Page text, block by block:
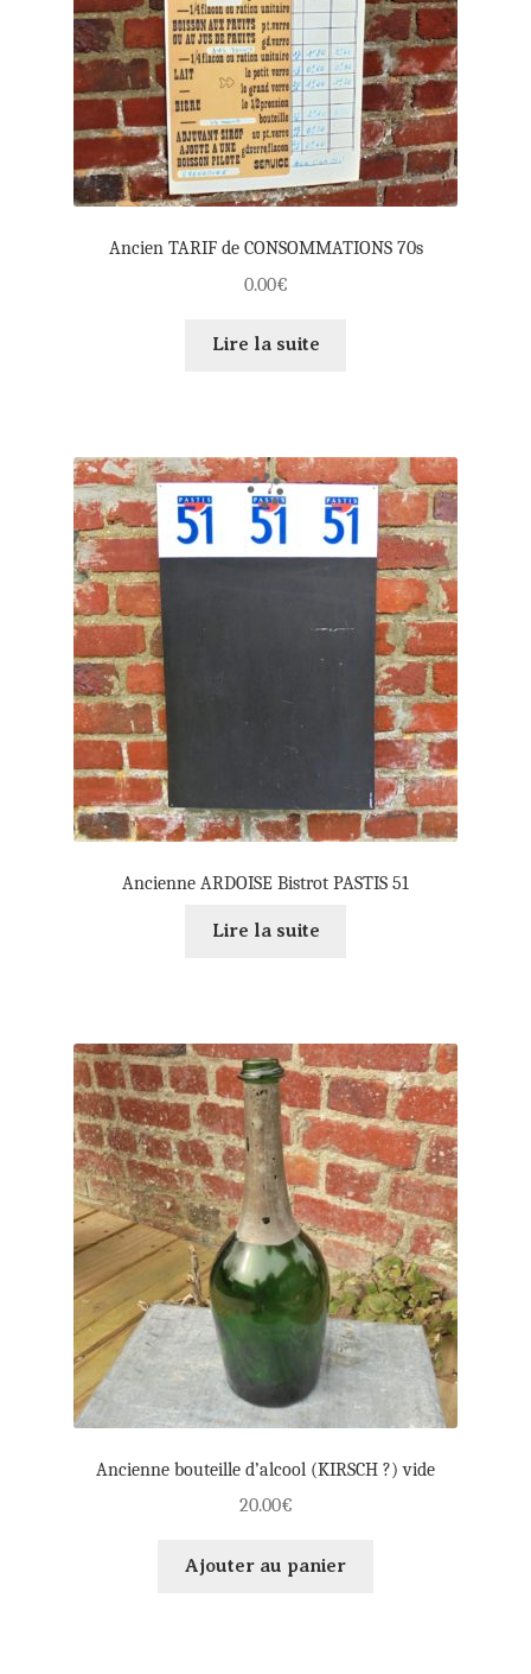
Ancien TARIF de CONSOMMATIONS 70s
0.00€
Lire la suite
Ancienne ARDOISE Bistrot PASTIS 51
Lire la suite
Ancienne bouteille d’alcool (KIRSCH ?) vide
20.00€
Ajouter au panier